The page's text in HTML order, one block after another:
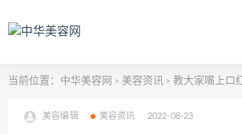
当前位置： 中华美容网 > 美容资讯 > 教大家嘴上口红擦不
美容编辑 美容资讯 2022-08-23